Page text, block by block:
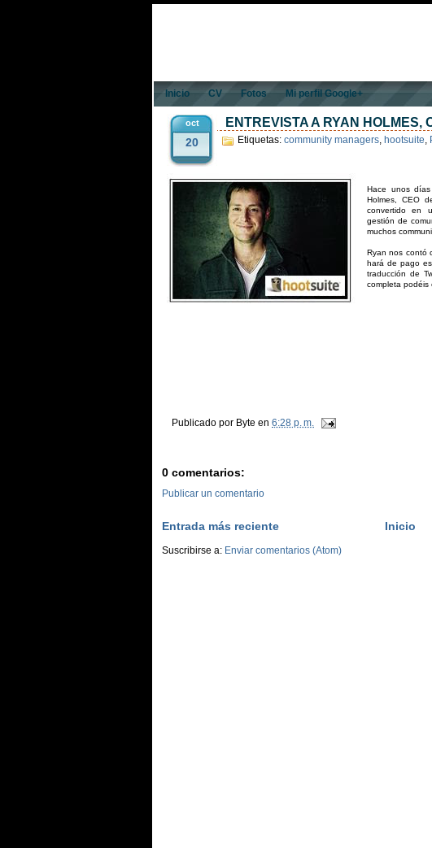
Inicio CV Fotos Mi perfil Google+
oct
20
ENTREVISTA A RYAN HOLMES,
Etiquetas: community managers, hootsuite,
Hace unos
Holmes, CEO
convertido en
gestión de
muchos
Ryan nos contó
hará de pago
traducción de
completa podéis
Publicado por Byte en 6:28 p. m.
0 comentarios:
Publicar un comentario
Entrada más reciente Inicio
Suscribirse a: Enviar comentarios (Atom)